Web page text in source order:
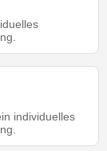
individuelles